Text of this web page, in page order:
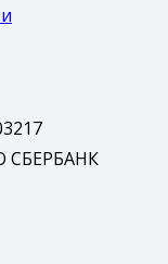
СБЕРБАНК